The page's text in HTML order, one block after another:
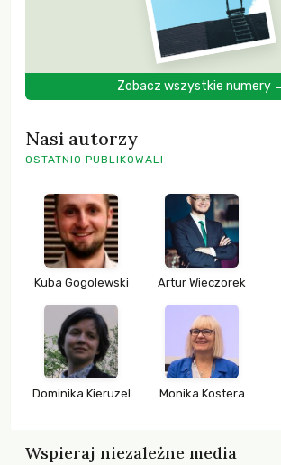
Zobacz wszystkie numery
Nasi autorzy
OSTATNIO PUBLIKOWALI
Kuba Gogolewski Artur Wieczorek
Dominika Kieruzel Monika Kostera
Wspieraj niezależne media